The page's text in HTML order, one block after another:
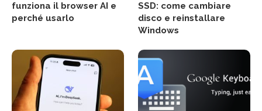
funziona il browser AI e
perché usarlo
SSD: come cambiare
disco e reinstallare
Windows